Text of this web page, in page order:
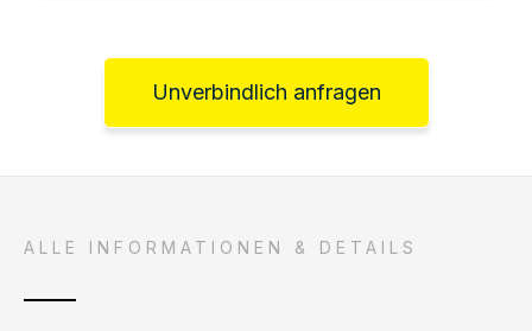
Unverbindlich anfragen
ALLE INFORMATIONEN & DETAILS